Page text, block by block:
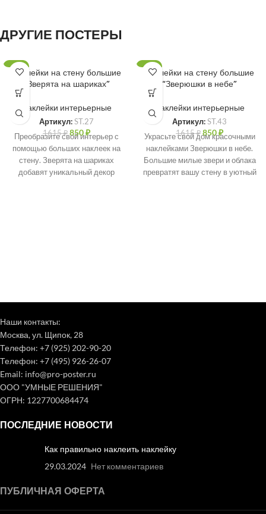
ДРУГИЕ ПОСТЕРЫ
-47%Наклейки на стену большие
“Зверята на шариках”
Наклейки интерьерные
Артикул: ST.27
1615₽ 850₽
Преобразите свой интерьер с
помощью больших наклеек на
стену. Зверята на шариках
добавят уникальный декор
-47%Наклейки на стену большие
“Зверюшки в небе”
Наклейки интерьерные
Артикул: ST.43
1615₽ 850₽
Украсьте свой дом красочными
наклейками Зверюшки в небе.
Большие милые звери и облака
превратят вашу стену в уютный
Наши контакты:
Москва, ул. Щипок, 28
Телефон: +7 (925) 202-90-20
Телефон: +7 (495) 926-26-07
Email: info@pro-poster.ru
ООО "УМНЫЕ РЕШЕНИЯ"
ОГРН: 1227700684474
ПОСЛЕДНИЕ НОВОСТИ
Как правильно наклеить наклейку
29.03.2024 Нет комментариев
ПУБЛИЧНАЯ ОФЕРТА